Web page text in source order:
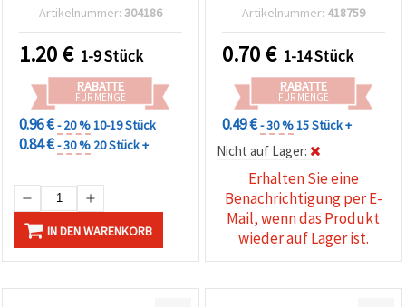
1 Bogen
Artikelnummer: 304186
1.20€ 1-9 Stück
RABATTE
FÜR MENGE
0.96 €- 20 %10-19 Stück
0.84 €- 30 % 20 Stück +
IN DEN WARENKORB
16 m
Artikelnummer: 418759
0.70€ 1-14 Stück
RABATTE
FÜR MENGE
0.49 €- 30 %15 Stück +
Nicht auf Lager:
Erhalten Sie eine
Benachrichtigung per E-
Mail, wenn das Produkt
wieder auf Lager ist.